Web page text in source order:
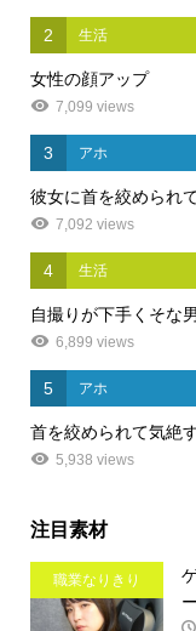
2 生活
女性の顔アップ
7,099 views
3 アホ
彼女に首を絞められ
7,092 views
4 生活
自撮りが下手くそな
6,899 views
5 アホ
首を絞められて気絶
5,938 views
注目素材
職業なりきり